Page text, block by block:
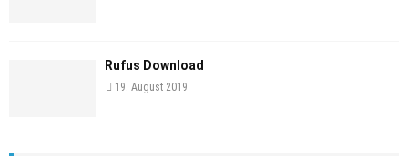
Rufus Download
19. August 2019